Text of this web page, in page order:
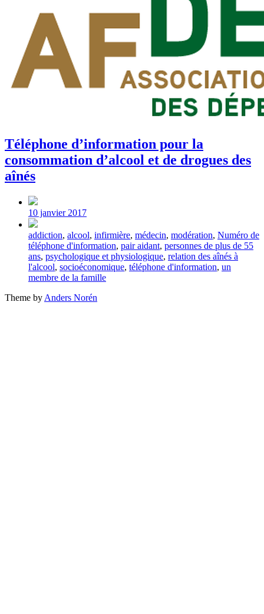
Téléphone d’information pour la
consommation d’alcool et de drogues des
aînés
Post
date
10 janvier 2017
Tagged
with
addiction, alcool, infirmière, médecin, modération, Numéro de
téléphone d'information, pair aidant, personnes de plus de 55
ans, psychologique et physiologique, relation des aînés à
l'alcool, socioéconomique, téléphone d'information, un
membre de la famille
Theme by Anders Norén